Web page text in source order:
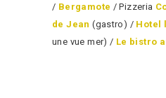
/ Bergamote / Pizzeria
de Jean (gastro) / Hotel
une vue mer) / Le bistro